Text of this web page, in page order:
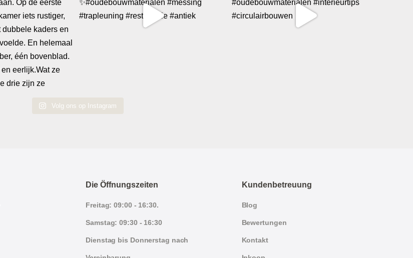
Volg ons op Instagram
Die Öffnungszeiten
Freitag: 09:00 - 16:30.
Samstag: 09:30 - 16:30
Dienstag bis Donnerstag nach
Kundenbetreuung
Blog
Bewertungen
Kontakt